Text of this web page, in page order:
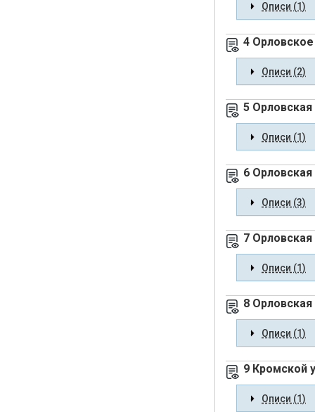
Описи (1)
4
Описи (2)
5 Орловская
Описи (1)
6
Описи (3)
7 Орловская
Описи (1)
8
Описи (1)
9 Кромской
Описи (1)